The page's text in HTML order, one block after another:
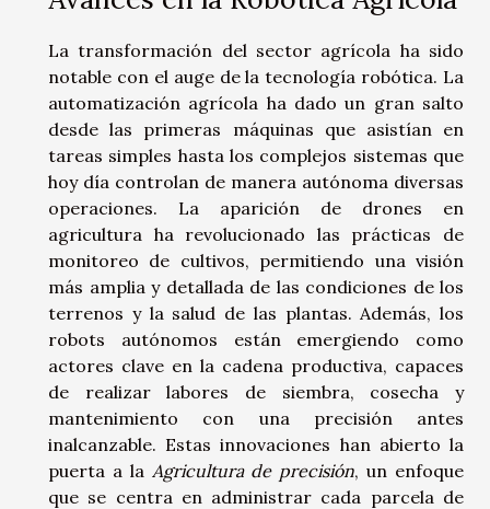
La transformación del sector agrícola ha sido
notable con el auge de la tecnología robótica. La
automatización agrícola ha dado un gran salto
desde las primeras máquinas que asistían en
tareas simples hasta los complejos sistemas que
hoy día controlan de manera autónoma diversas
operaciones. La aparición de drones en
agricultura ha revolucionado las prácticas de
monitoreo de cultivos, permitiendo una visión
más amplia y detallada de las condiciones de los
terrenos y la salud de las plantas. Además, los
robots autónomos están emergiendo como
actores clave en la cadena productiva, capaces
de realizar labores de siembra, cosecha y
mantenimiento con una precisión antes
inalcanzable. Estas innovaciones han abierto la
puerta a la Agricultura de precisión, un enfoque
que se centra en administrar cada parcela de